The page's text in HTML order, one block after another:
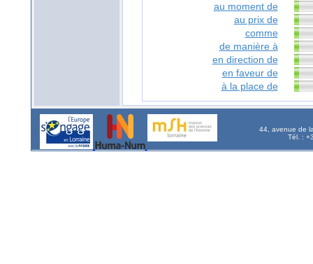
au moment de
au prix de
comme
de manière à
en direction de
en faveur de
à la place de
44, avenue de
Tél. :